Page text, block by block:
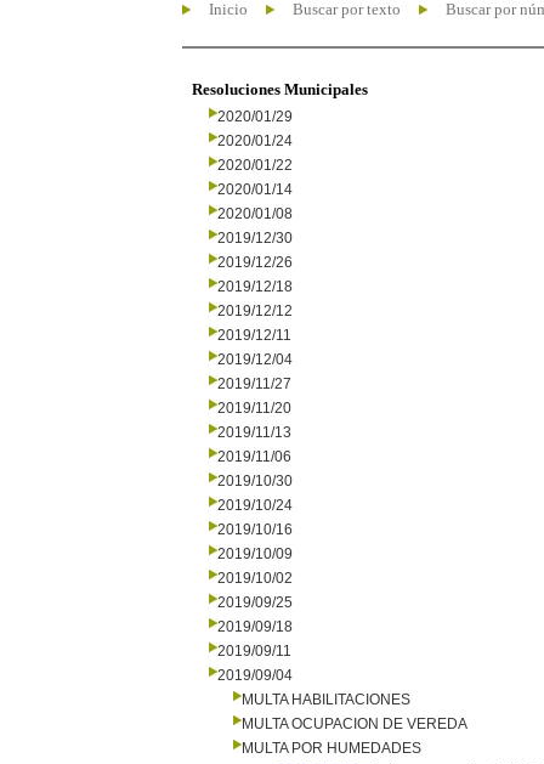
Inicio Buscar por texto Buscar por
Resoluciones Municipales
2020/01/29
2020/01/24
2020/01/22
2020/01/14
2020/01/08
2019/12/30
2019/12/26
2019/12/18
2019/12/12
2019/12/11
2019/12/04
2019/11/27
2019/11/20
2019/11/13
2019/11/06
2019/10/30
2019/10/24
2019/10/16
2019/10/09
2019/10/02
2019/09/25
2019/09/18
2019/09/11
2019/09/04
MULTA HABILITACIONES
MULTA OCUPACION DE VEREDA
MULTA POR HUMEDADES